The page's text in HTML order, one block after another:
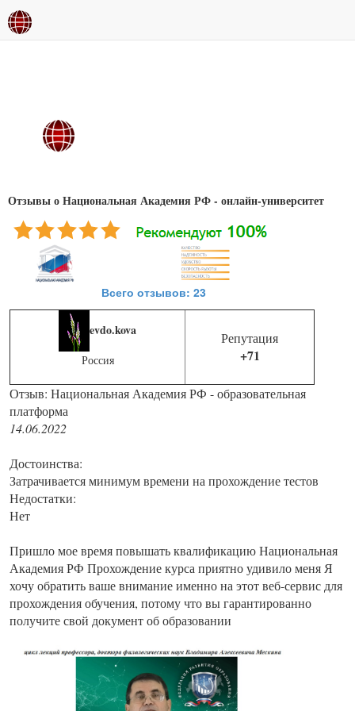
Отзывы о Национальная Академия РФ - онлайн-университет
Всего отзывов: 23
evdo.kova
Россия
Репутация
+71
Отзыв: Национальная Академия РФ - образовательная
платформа
14.06.2022
Достоинства:
Затрачивается минимум времени на прохождение тестов
Недостатки:
Нет
Пришло мое время повышать квалификацию Национальная
Академия РФ Прохождение курса приятно удивило меня Я
хочу обратить ваше внимание именно на этот веб-сервис для
прохождения обучения, потому что вы гарантированно
получите свой документ об образовании